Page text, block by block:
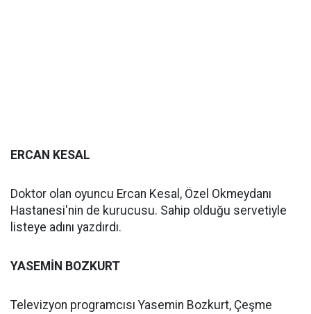
ERCAN KESAL
Doktor olan oyuncu Ercan Kesal, Özel Okmeydanı
Hastanesi'nin de kurucusu. Sahip olduğu servetiyle
listeye adını yazdırdı.
YASEMİN BOZKURT
Televizyon programcısı Yasemin Bozkurt, Çeşme